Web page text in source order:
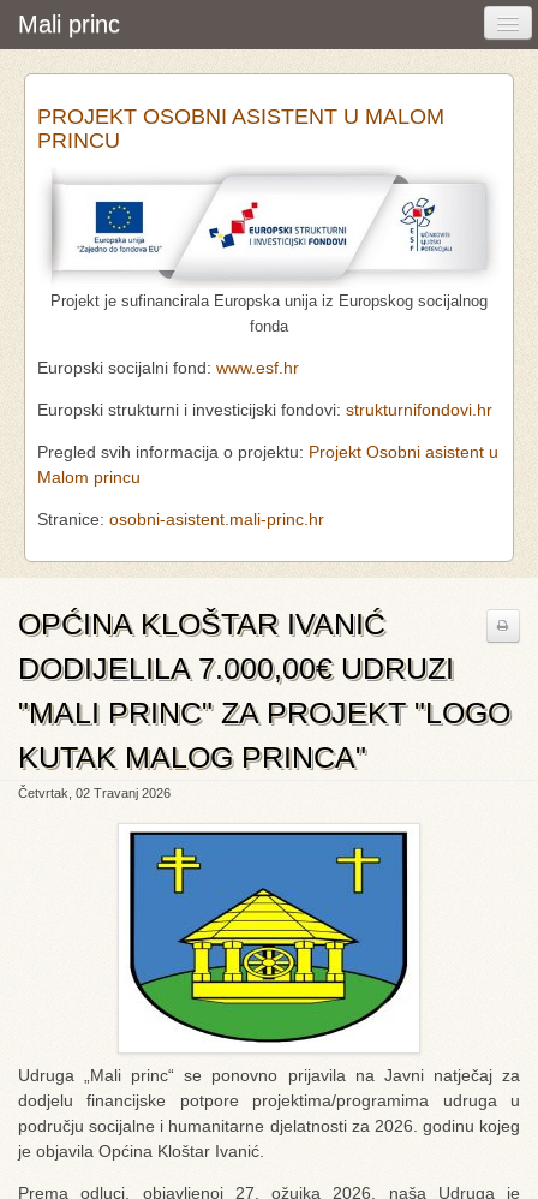
Mali princ
Početna
Vijesti i događanja
Udruga
Pretraživanje
PROJEKT OSOBNI ASISTENT U MALOM
PRINCU
Projekt je sufinancirala Europska unija iz Europskog socijalnog
fonda
Europski socijalni fond: www.esf.hr
Europski strukturni i investicijski fondovi: strukturnifondovi.hr
Pregled svih informacija o projektu: Projekt Osobni asistent u
Malom princu
Stranice: osobni-asistent.mali-princ.hr
OPĆINA KLOŠTAR IVANIĆ
DODIJELILA 7.000,00€ UDRUZI
"MALI PRINC" ZA PROJEKT "LOGO
KUTAK MALOG PRINCA"
Četvrtak, 02 Travanj 2026
Udruga „Mali princ“ se ponovno prijavila na Javni natječaj za
dodjelu financijske potpore projektima/programima udruga u
području socijalne i humanitarne djelatnosti za 2026. godinu kojeg
je objavila Općina Kloštar Ivanić.
Prema odluci, objavljenoj 27. ožujka 2026, naša Udruga je